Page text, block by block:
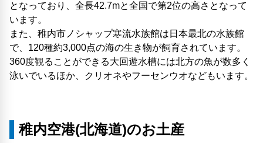
となっており、全長42.7mと全国で第2位の高さとなって
います。
また、稚内市ノシャップ寒流水族館は日本最北の水族館
で、120種約3,000点の海の生き物が飼育されています。
360度観ることができる大回遊水槽には北方の魚が数多く
泳いでいるほか、クリオネやフーセンウオなどもいます。
稚内空港(北海道)のお土産